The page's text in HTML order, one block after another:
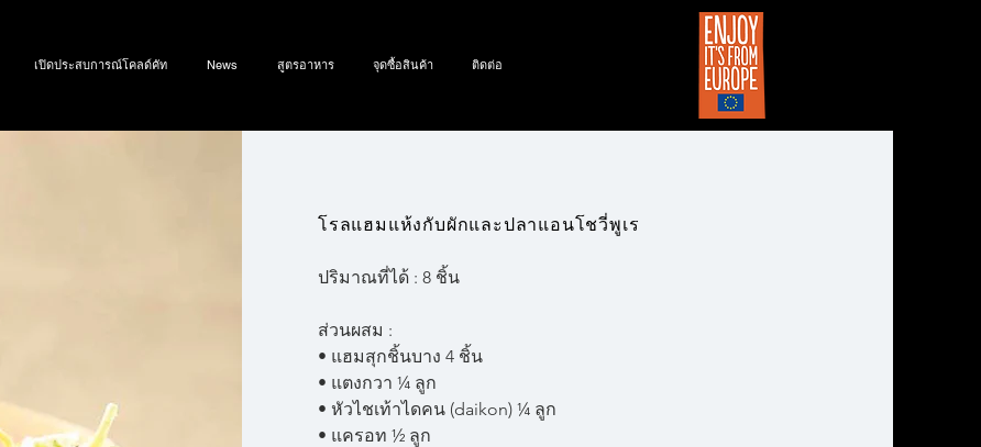
เปิดประสบการณ์โคลด์คัท News สูตรอาหาร จุดซื้อสินค้า ติดต่อ
โรลแฮมแห้งกับผักและปลาแอนโชวี่พูเร
ปริมาณที่ได้ : 8 ชิ้น
ส่วนผสม :
• แฮมสุกชิ้นบาง 4 ชิ้น
• แตงกวา ¼ ลูก
• หัวไชเท้าไดคน (daikon) ¼ ลูก
• แครอท ½ ลูก